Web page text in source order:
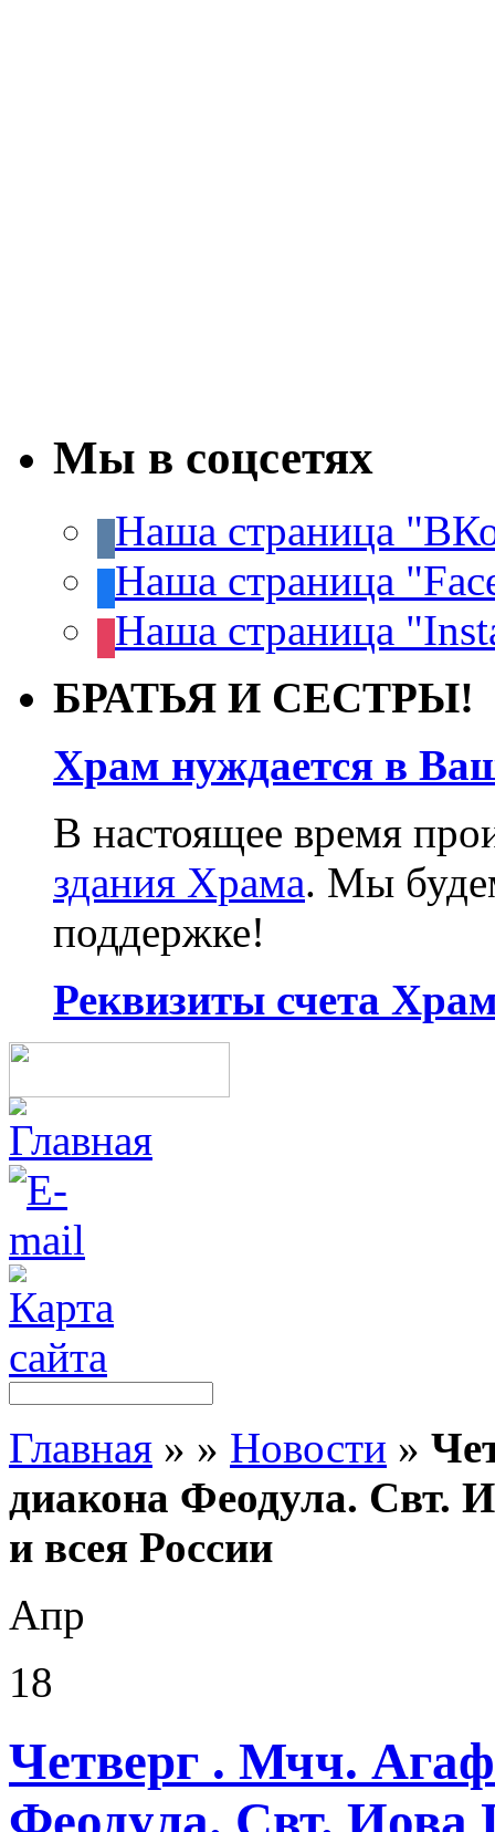
Мы в соцсетях
Наша страница
Наша страница
Наша страница
БРАТЬЯ И СЕСТРЫ!
Храм нуждается в
В настоящее время
здания Храма. Мы
поддержке!
Реквизиты счета
Главная » » Новости »
диакона Феодула. Свт.
и всея России
Апр
18
Четверг . Мчч.